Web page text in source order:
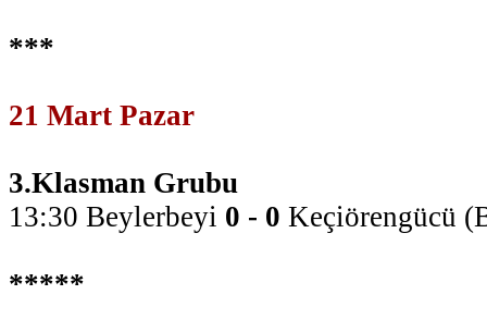
***
21 Mart Pazar
3.Klasman Grubu
13:30 Beylerbeyi 0 - 0 Keçiörengücü
*****